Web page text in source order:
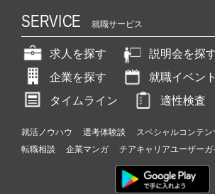
SERVICE 就職サービス
求人を探す
説明会を探
企業を探す
就職イベン
タイムライン
適性検査
就活ノウハウ 選考体験談 スペシャルコンテン
転職相談
企業マンガ チアキャリアユーザーガ